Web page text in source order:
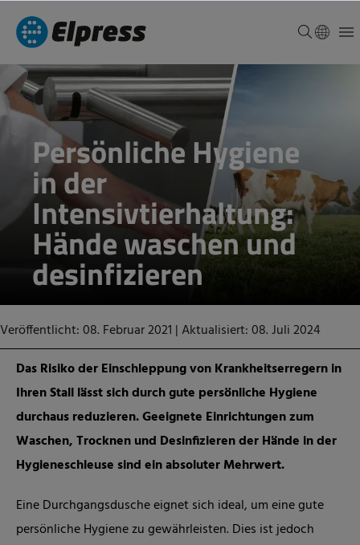
Persönliche Hygiene
in der
Intensivtierhaltung:
Hände waschen und
desinfizieren
Veröffentlicht: 08. Februar 2021 |Aktualisiert: 08. Juli 2024
Das Risiko der Einschleppung von Krankheitserregern in
Ihren Stall lässt sich durch gute persönliche Hygiene
durchaus reduzieren. Geeignete Einrichtungen zum
Waschen, Trocknen und Desinfizieren der Hände in der
Hygieneschleuse sind ein absoluter Mehrwert.
Eine Durchgangsdusche eignet sich ideal, um eine gute
persönliche Hygiene zu gewährleisten. Dies ist jedoch